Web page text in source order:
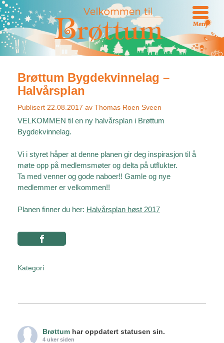
Meny
Brøttum Bygdekvinnelag –
Halvårsplan
Publisert 22.08.2017 av Thomas Roen Sveen
VELKOMMEN til en ny halvårsplan i Brøttum
Bygdekvinnelag.
Vi i styret håper at denne planen gir deg inspirasjon til å
møte opp på medlemsmøter og delta på utflukter.
Ta med venner og gode naboer!! Gamle og nye
medlemmer er velkommen!!
Planen finner du her: Halvårsplan høst 2017
Kategori
Brøttum har oppdatert statusen sin.
4 uker siden